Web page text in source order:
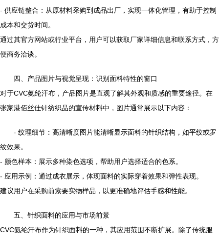
- 供应链整合：从原材料采购到成品出厂，实现一体化管理，有助于控制
成本和交货时间。
通过其官方网站或行业平台，用户可以获取厂家详细信息和联系方式，方
便商务洽谈。
四、产品图片与视觉呈现：识别面料特性的窗口
对于CVC氨纶汗布，产品图片是直观了解其外观和质感的重要途径。在
张家港佰丝佳针纺织品的宣传材料中，图片通常展示以下内容：
- 纹理细节：高清晰度图片能清晰显示面料的针织结构，如平纹或罗
纹效果。
- 颜色样本：展示多种染色选项，帮助用户选择适合的色系。
- 应用示例：通过成衣展示，体现面料的实际穿着效果和弹性表现。
建议用户在采购前索要实物样品，以更准确地评估手感和性能。
五、针织面料的应用与市场前景
CVC氨纶汗布作为针织面料的一种，其应用范围不断扩展。除了传统服